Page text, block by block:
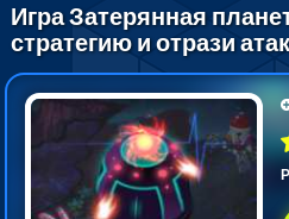
Игра Затерянная
стратегию и отрази